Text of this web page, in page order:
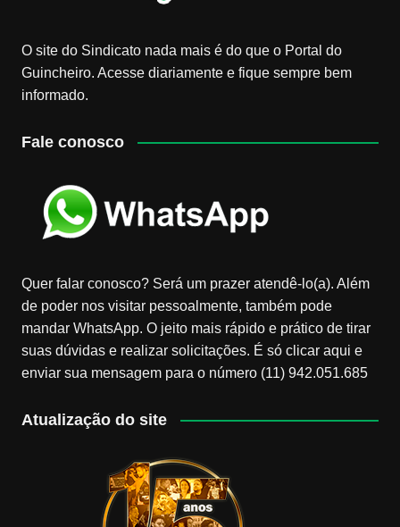
O site do Sindicato nada mais é do que o Portal do
Guincheiro. Acesse diariamente e fique sempre bem
informado.
Fale conosco
Quer falar conosco? Será um prazer atendê-lo(a). Além
de poder nos visitar pessoalmente, também pode
mandar WhatsApp. O jeito mais rápido e prático de tirar
suas dúvidas e realizar solicitações. É só clicar aqui e
enviar sua mensagem para o número (11) 942.051.685
Atualização do site